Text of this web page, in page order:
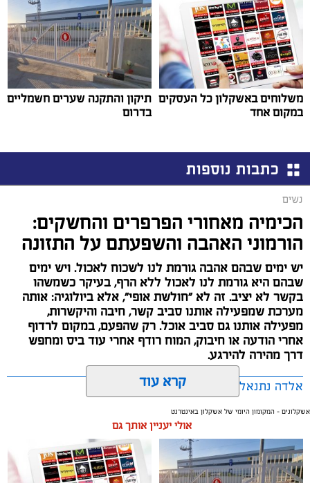
משלוחים באשקלון כל העסקים
במקום אחד
תיקון והתקנה שערים חשמליים
בדרום
כתבות נוספות
נשים
הכימיה מאחורי הפרפרים והחשקים:
הורמוני האהבה והשפעתם על התזונה
יש ימים שבהם אהבה גורמת לנו לשכוח לאכול. ויש ימים
שבהם היא גורמת לנו לאכול ללא הרף, בעיקר כשמשהו
בקשר לא יציב. זה לא "חולשת אופי", אלא ביולוגיה: אותה
מערכת שמפעילה אותנו סביב קשר, חיבה והיקשרות,
מפעילה אותנו גם סביב אוכל. רק שהפעם, במקום לרדוף
אחרי הודעה או חיבוק, המוח רודף אחרי עוד ביס ומחפש
דרך מהירה להירגע.
אלדה נתנאל / 09:38 23.07.26 קרא עוד
אשקלונים - המקומון היומי של אשקלון באינטרנט
אולי יעניין אותך גם